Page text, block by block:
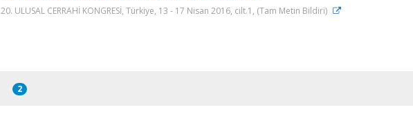
20. ULUSAL CERRAHİ KONGRESİ, Türkiye, 13 - 17 Nisan 2016, cilt.1, (Tam Metin Bildiri)
2